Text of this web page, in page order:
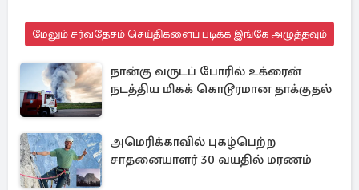
மேலும் சர்வதேசம் செய்திகளைப் படிக்க இங்கே அழுத்தவும்
நான்கு வருடப் போரில் உக்ரைன்
நடத்திய மிகக் கொடூரமான தாக்குதல்
அமெரிக்காவில் புகழ்பெற்ற
சாதனையாளர் 30 வயதில் மரணம்